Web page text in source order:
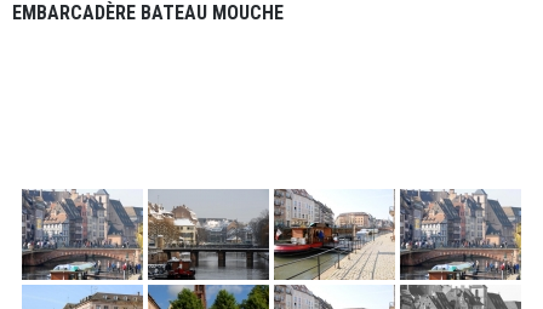
EMBARCADÈRE BATEAU MOUCHE